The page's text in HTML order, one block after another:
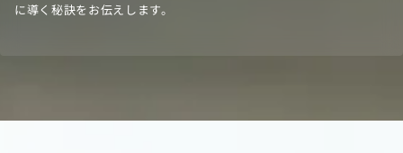
に導く秘訣をお伝えします。